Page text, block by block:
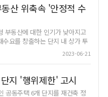
어스스큅(BMS)의 미국 시러큐
입한 롯데는 국내외 진출을 위
관계자는 "인천경제청과 토지
"며 "연내 공장 착공도 계획대로
m.kr사진은 인천 송도국제도
행중인 모습. /경인일보DB
능력 평가 순위 10위 이내의 건
한다.LH는 17일 사업설명회를
오는 10월 17일에 접수할 예정
게 목표다. LH는 이번 공모를
해서도 민간 사업자 공모를 추진
은 "위례선 착공 및 위례신사선 추
도권 최고의 명품 신도시로 재도
대한다"고 말했다. /김명호기자
산 위축속 '안정적 수
부동산에 대한 인기가 낮아지고
요를 창출하는 단지 내 상가 투
트 단지 수에 비해 낮은 상가는 공
할 수 있어 투자자들에게 인기를
지만 상업용지 비율이 낮은 경
공실률도 낮아진다.풍부한 배후
2023-06-21
지 '행위제한' 고시
공동주택 6개 단지를 재건축 정